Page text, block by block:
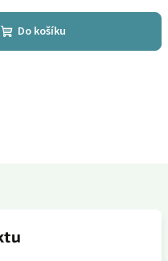
Do košíku